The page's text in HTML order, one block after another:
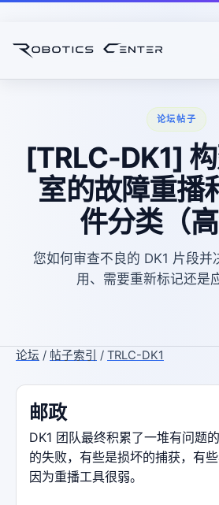
论坛帖子
[TRLC-DK1]
室的故障重播
件分类（高
您如何审查不良的 DK1 片段并
用、需要重新标记还是
论坛 / 帖子索引 / TRLC-DK1
邮政
DK1 团队最终积累了一堆有问题
的失败，有些是损坏的捕获，有
因为重播工具很弱。